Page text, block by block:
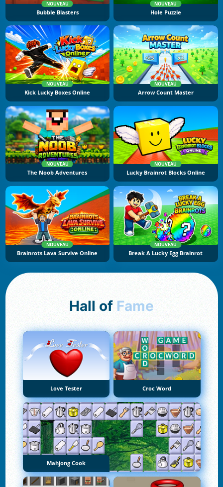
NOUVEAU
Bubble Blasters
NOUVEAU
Hole Puzzle
NOUVEAU
Kick Lucky Boxes Online
NOUVEAU
Arrow Count Master
NOUVEAU
The Noob Adventures
NOUVEAU
Lucky Brainrot Blocks Online
NOUVEAU
Brainrots Lava Survive Online
NOUVEAU
Break A Lucky Egg Brainrot
Hall of Fame
Love Tester Croc Word
Mahjong Cook